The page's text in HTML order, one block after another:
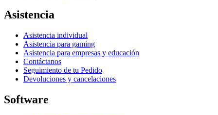
Asistencia
Asistencia individual
Asistencia para gaming
Asistencia para empresas y educación
Contáctanos
Seguimiento de tu Pedido
Devoluciones y cancelaciones
Software